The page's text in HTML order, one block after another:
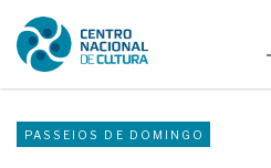
PASSEIOS DE DOMINGO